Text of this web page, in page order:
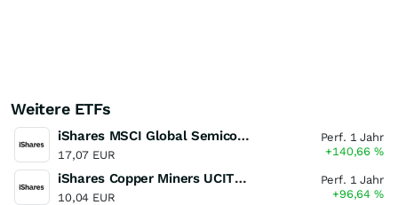
Weitere ETFs
iShares MSCI Global Semiconductors UCITS ETF USD (Acc)
17,07 EUR
Perf. 1 Jahr
+140,66%
iShares Copper Miners UCITS ETF
10,04 EUR
Perf. 1 Jahr
+96,64%